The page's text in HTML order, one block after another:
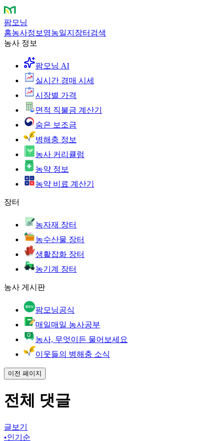
팜모닝
홈농사정보 영농일지 장터 검색
농사 정보
팜모닝 AI
실시간 경매 시세
시장별 가격
면적 직불금 계산기
숨은 보조금
병해충 정보
농사 커리큘럼
농약 정보
농약 비료 계산기
장터
농자재 장터
농수산물 장터
생활잡화 장터
농기계 장터
농사 게시판
팜모닝공식
매일매일 농사공부
농사, 무엇이든 물어보세요
이웃들의 병해충 소식
이전 페이지
전체 댓글
글보기
•인기순